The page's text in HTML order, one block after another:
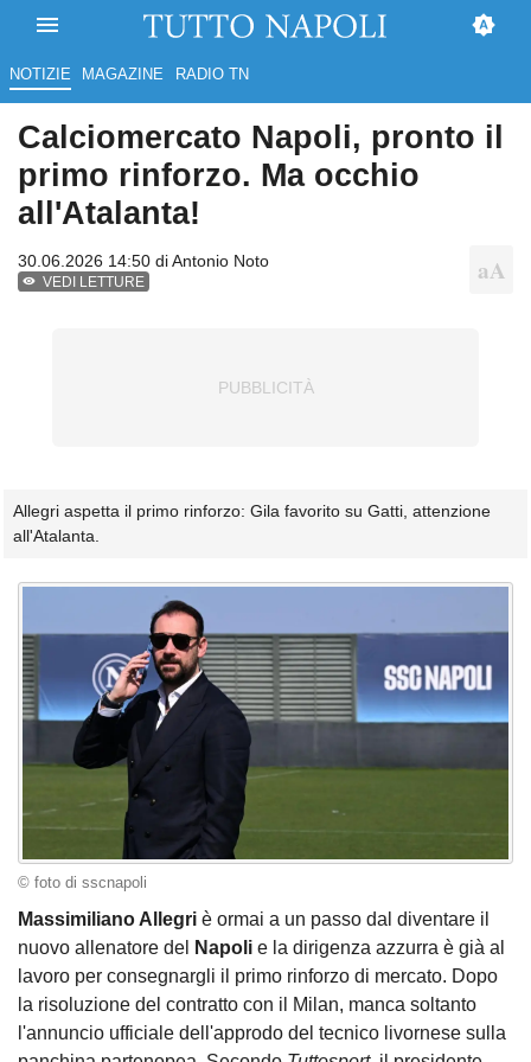
NOTIZIE MAGAZINE RADIO TN
Calciomercato Napoli, pronto il
primo rinforzo. Ma occhio
all'Atalanta!
30.06.2026 14:50 diAntonio Noto
VEDI LETTURE
Allegri aspetta il primo rinforzo: Gila favorito su Gatti, attenzione
all'Atalanta.
© foto di sscnapoli
Massimiliano Allegri è ormai a un passo dal diventare il
nuovo allenatore del
Napoli e la dirigenza azzurra è già al
lavoro per consegnargli il primo rinforzo di mercato. Dopo
la risoluzione del contratto con il Milan, manca soltanto
l'annuncio ufficiale dell'approdo del tecnico livornese sulla